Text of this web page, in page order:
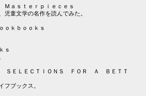
ａｓｔｅｒｐｉｅｃｅｓ
児童文学の名作を読んでみた。
ｋｂｏｏｋｓ
ｓ
’ ＳＥＬＥＣＴＩＯＮＳ ＦＯＲ Ａ ＢＥＴＴ
フブックス。